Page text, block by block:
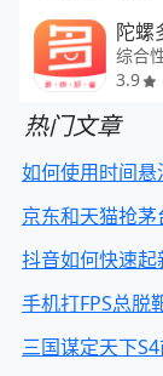
陀螺
综合
3.9
热门文章
如何使用时间悬
京东和天猫抢
抖音如何快速起
手机打FPS总脱
三国谋定天下